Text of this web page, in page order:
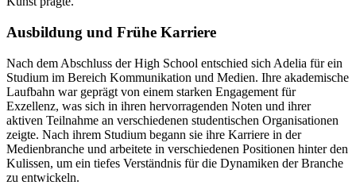
Ausbildung und Frühe Karriere
Nach dem Abschluss der High School entschied sich Adelia für ein
Studium im Bereich Kommunikation und Medien. Ihre akademische
Laufbahn war geprägt von einem starken Engagement für
Exzellenz, was sich in ihren hervorragenden Noten und ihrer
aktiven Teilnahme an verschiedenen studentischen Organisationen
zeigte. Nach ihrem Studium begann sie ihre Karriere in der
Medienbranche und arbeitete in verschiedenen Positionen hinter den
Kulissen, um ein tiefes Verständnis für die Dynamiken der Branche
zu entwickeln.